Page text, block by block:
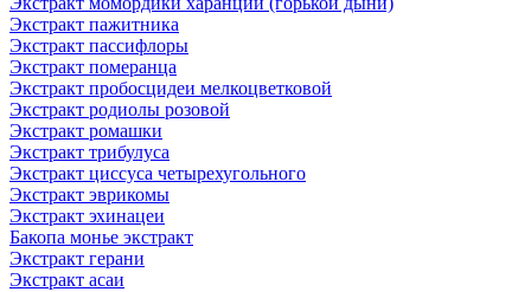
Экстракт пажитника
Экстракт пассифлоры
Экстракт померанца
Экстракт пробосцидеи мелкоцветковой
Экстракт родиолы розовой
Экстракт ромашки
Экстракт трибулуса
Экстракт циссуса четырехугольного
Экстракт эврикомы
Экстракт эхинацеи
Бакопа монье экстракт
Экстракт герани
Экстракт асаи